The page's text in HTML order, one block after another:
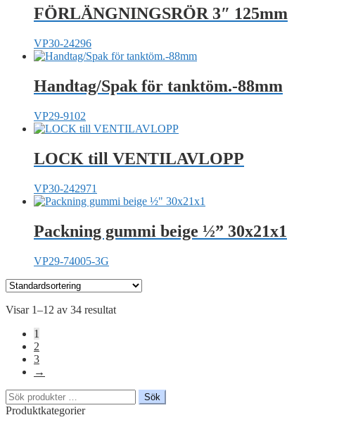
FÖRLÄNGNINGSRÖR 3″ 125mm
VP30-24296
Handtag/Spak för tanktöm.-88mm
VP29-9102
LOCK till VENTILAVLOPP
VP30-242971
Packning gummi beige ½” 30x21x1
VP29-74005-3G
Visar 1–12 av 34 resultat
1
2
3
→
Sök
efter:
Sök
Produktkategorier